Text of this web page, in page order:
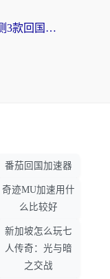
穿梭和快喵好用吗？海外党亲测3款回国加速器，附日本回国VPN避坑指南
番茄回国加速器
奇迹MU加速用什
么比较好
新加坡怎么玩七
人传奇：光与暗
之交战